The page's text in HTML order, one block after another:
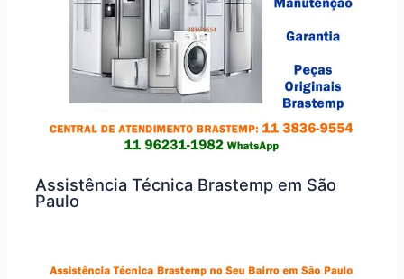
Assistência Técnica Brastemp em São
Paulo